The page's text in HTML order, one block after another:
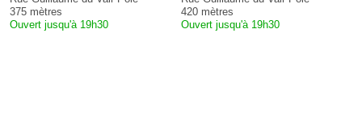
375 mètres
Ouvert jusqu'à 19h30
420 mètres
Ouvert jusqu'à 19h30